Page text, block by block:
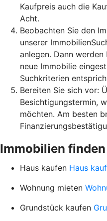
Kaufpreis auch die
Acht.
Beobachten Sie den
unserer
anlegen. Dann
neue Immobilie
Suchkriterien
Bereiten Sie sich vor:
Besichtigungstermin,
möchten. Am besten
Immobilien finden
Haus kaufen Haus
Wohnung mieten
Grundstück kaufen